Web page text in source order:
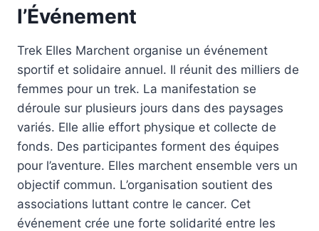
l’Événement
Trek Elles Marchent organise un événement
sportif et solidaire annuel. Il réunit des milliers de
femmes pour un trek. La manifestation se
déroule sur plusieurs jours dans des paysages
variés. Elle allie effort physique et collecte de
fonds. Des participantes forment des équipes
pour l’aventure. Elles marchent ensemble vers un
objectif commun. L’organisation soutient des
associations luttant contre le cancer. Cet
événement crée une forte solidarité entre les